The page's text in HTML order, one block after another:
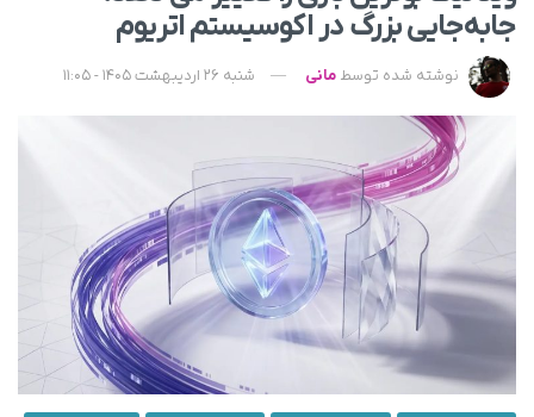
جابه‌جایی بزرگ در اکوسیستم اتریوم
نوشته شده توسط مانی شنبه 26 اردیبهشت 1405 - 11:05